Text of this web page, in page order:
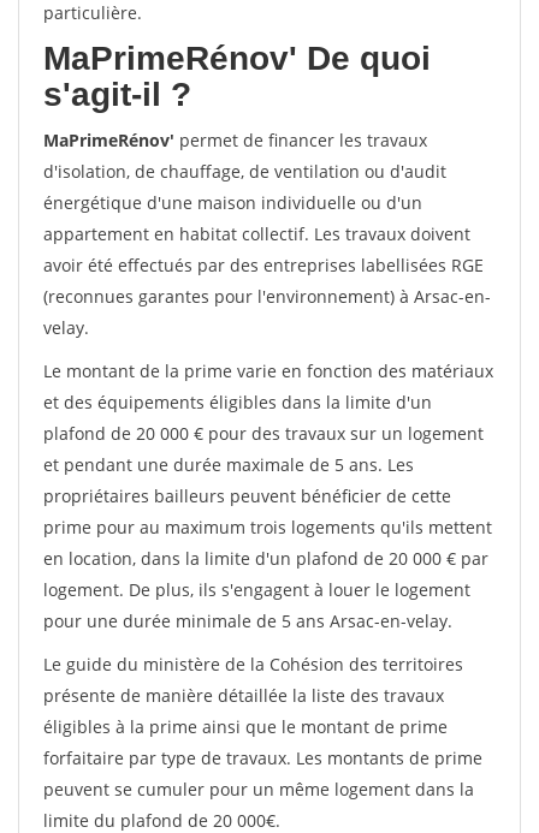
particulière.
MaPrimeRénov' De quoi
s'agit-il ?
MaPrimeRénov' permet de financer les travaux
d'isolation, de chauffage, de ventilation ou d'audit
énergétique d'une maison individuelle ou d'un
appartement en habitat collectif. Les travaux doivent
avoir été effectués par des entreprises labellisées RGE
(reconnues garantes pour l'environnement) à Arsac-en-
velay.
Le montant de la prime varie en fonction des matériaux
et des équipements éligibles dans la limite d'un
plafond de 20 000 € pour des travaux sur un logement
et pendant une durée maximale de 5 ans. Les
propriétaires bailleurs peuvent bénéficier de cette
prime pour au maximum trois logements qu'ils mettent
en location, dans la limite d'un plafond de 20 000 € par
logement. De plus, ils s'engagent à louer le logement
pour une durée minimale de 5 ans Arsac-en-velay.
Le guide du ministère de la Cohésion des territoires
présente de manière détaillée la liste des travaux
éligibles à la prime ainsi que le montant de prime
forfaitaire par type de travaux. Les montants de prime
peuvent se cumuler pour un même logement dans la
limite du plafond de 20 000€.